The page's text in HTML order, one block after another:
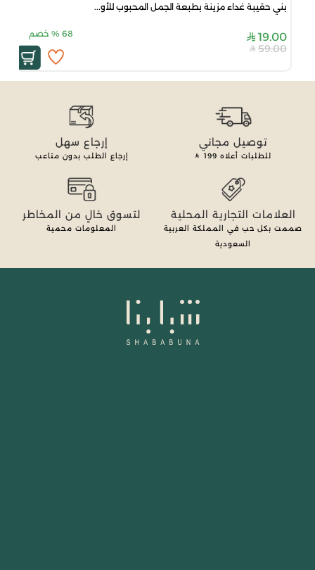
بني حقيبة غداء مزينة بطبعة الجمل المحبوب للأو...
19.00
68
% خصم
59.00
توصيل مجاني
للطلبات أعلاه 199
إرجاع سهل
إرجاع الطلب بدون متاعب
العلامات التجارية المحلية
صممت بكل حب في المملكة العربية
السعودية
لتسوق خالٍ من المخاطر
المعلومات محمية